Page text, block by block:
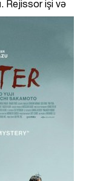
Rejissor işi və